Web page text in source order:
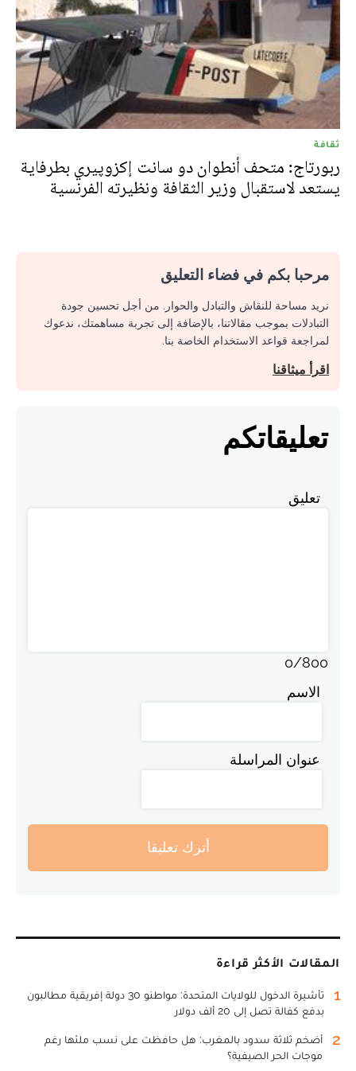
ثقافة
ربورتاج: متحف أنطوان دو سانت إكزوپيري بطرفاية
يستعد لاستقبال وزير الثقافة ونظيرته الفرنسية
مرحبا بكم في فضاء التعليق
نريد مساحة للنقاش والتبادل والحوار. من أجل تحسين جودة
التبادلات بموجب مقالاتنا، بالإضافة إلى تجربة مساهمتك، ندعوك
لمراجعة قواعد الاستخدام الخاصة بنا.
اقرأ ميثاقنا
تعليقاتكم
تعليق
0/800
الاسم
عنوان المراسلة
أترك تعليقا
المقالات الأكثر قراءة
1
تأشيرة الدخول للولايات المتحدة: مواطنو 30 دولة إفريقية مطالبون
بدفع كفالة تصل إلى 20 ألف دولار
2
أضخم ثلاثة سدود بالمغرب: هل حافظت على نسب ملئها رغم
موجات الحر الصيفية؟